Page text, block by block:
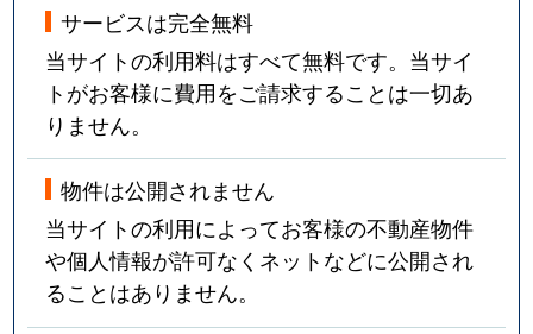
サービスは完全無料
当サイトの利用料はすべて無料です。当サイ
トがお客様に費用をご請求することは一切あ
りません。
物件は公開されません
当サイトの利用によってお客様の不動産物件
や個人情報が許可なくネットなどに公開され
ることはありません。